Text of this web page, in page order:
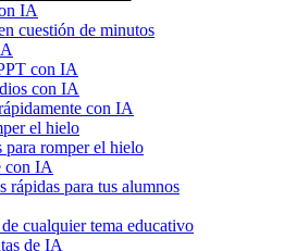
IA
cuestión de minutos
con IA
con IA
con IA
el hielo
para romper el hielo
con IA
rápidas para tus alumnos
cualquier tema educativo
de IA